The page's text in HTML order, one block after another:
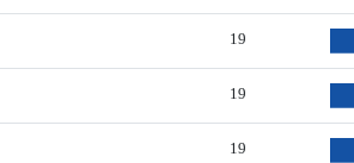
19
19
19